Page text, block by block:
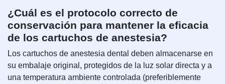
¿Cuál es el protocolo correcto de
conservación para mantener la eficacia
de los cartuchos de anestesia?
Los cartuchos de anestesia dental deben almacenarse en
su embalaje original, protegidos de la luz solar directa y a
una temperatura ambiente controlada (preferiblemente